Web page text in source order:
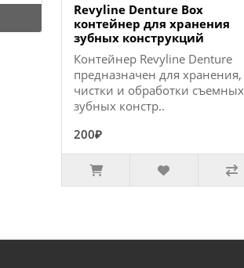
Revyline Denture Box
контейнер для хранения
зубных конструкций
Контейнер Revyline Denture
предназначен для хранения,
чистки и обработки съемных
зубных констр..
200₽